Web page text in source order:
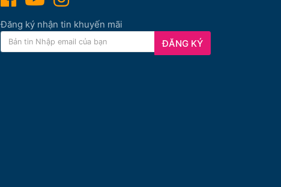
Đăng ký nhận tin khuyến mãi
ĐĂNG KÝ